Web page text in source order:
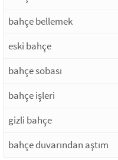
bahçe bellemek
eski bahçe
bahçe sobası
bahçe işleri
gizli bahçe
bahçe duvarından aştım